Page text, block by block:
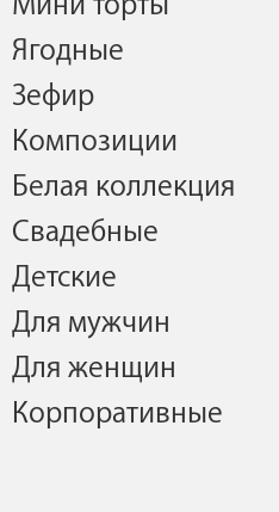
Ягодные
Зефир
Композиции
Белая коллекция
Свадебные
Детские
Для мужчин
Для женщин
Корпоративные